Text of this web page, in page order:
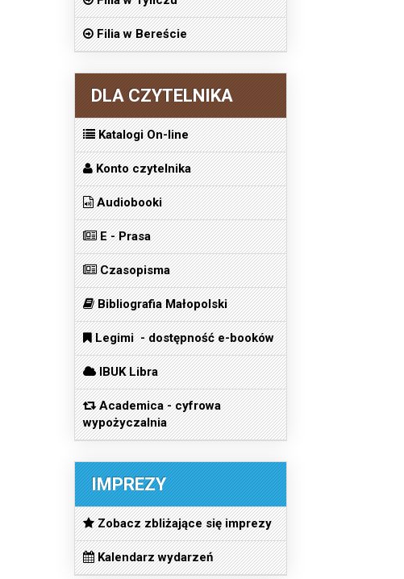
Filia w Bereście
DLA CZYTELNIKA
Katalogi On-line
Konto czytelnika
Audiobooki
E - Prasa
Czasopisma
Bibliografia Małopolski
Legimi - dostępność e-booków
IBUK Libra
Academica - cyfrowa
wypożyczalnia
IMPREZY
Zobacz zbliżające się imprezy
Kalendarz wydarzeń